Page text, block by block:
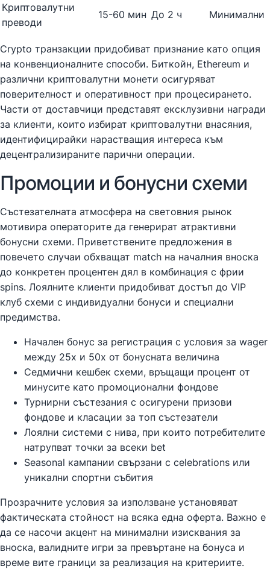
Криптовалутни
преводи
15-60 мин До 2 ч Минимални
Crypto транзакции придобиват признание като опция
на конвенционалните способи. Биткойн, Ethereum и
различни криптовалутни монети осигуряват
поверителност и оперативност при процесирането.
Части от доставчици представят ексклузивни награди
за клиенти, които избират криптовалутни внасяния,
идентифицирайки нарастващия интереса към
децентрализираните парични операции.
Промоции и бонусни схеми
Състезателната атмосфера на световния рынок
мотивира операторите да генерират атрактивни
бонусни схеми. Приветствените предложения в
повечето случаи обхващат match на началния вноска
до конкретен процентен дял в комбинация с фрии
spins. Лоялните клиенти придобиват достъп до VIP
клуб схеми с индивидуални бонуси и специални
предимства.
Начален бонус за регистрация с условия за wager
между 25x и 50x от бонусната величина
Седмични кешбек схеми, връщащи процент от
минусите като промоционални фондове
Турнирни състезания с осигурени призови
фондове и класации за топ състезатели
Лоялни системи с нива, при които потребителите
натрупват точки за всеки bet
Seasonal кампании свързани с celebrations или
уникални спортни събития
Прозрачните условия за използване установяват
фактическата стойност на всяка една оферта. Важно е
да се насочи акцент на минимални изисквания за
вноска, валидните игри за превъртане на бонуса и
време вите граници за реализация на критериите.